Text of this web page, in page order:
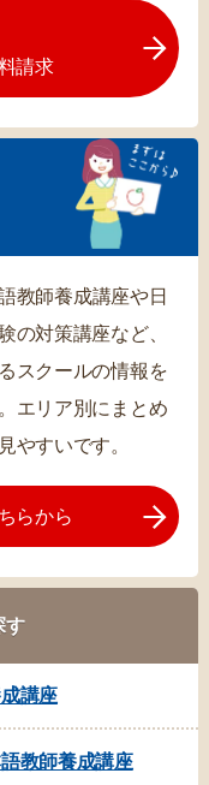
請求
教師養成講座や日
の対策講座など、
スクールの情報を
エリア別にまとめ
やすいです。
らから
す
講座
教師養成講座